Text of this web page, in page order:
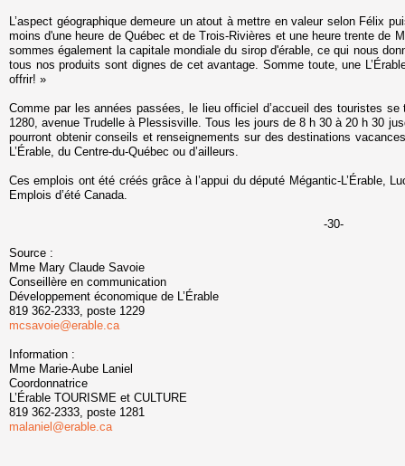
L’aspect géographique demeure un atout à mettre en valeur selon Félix
moins d'une heure de Québec et de Trois-Rivières et une heure trente de
sommes également la capitale mondiale du sirop d'érable, ce qui nous
tous nos produits sont dignes de cet avantage. Somme toute, une
offrir! »
Comme par les années passées, le lieu officiel d’accueil des touristes
1280, avenue Trudelle à Plessisville. Tous les jours de 8 h 30 à 20 h 30
pourront obtenir conseils et renseignements sur des destinations
L’Érable, du Centre-du-Québec ou d’ailleurs.
Ces emplois ont été créés grâce à l’appui du député Mégantic-L’Érable,
Emplois d’été Canada.
-30-
Source :
Mme Mary Claude Savoie
Conseillère en communication
Développement économique de L’Érable
819 362-2333, poste 1229
mcsavoie@erable.ca
Information :
Mme Marie-Aube Laniel
Coordonnatrice
L’Érable TOURISME et CULTURE
819 362-2333, poste 1281
malaniel@erable.ca